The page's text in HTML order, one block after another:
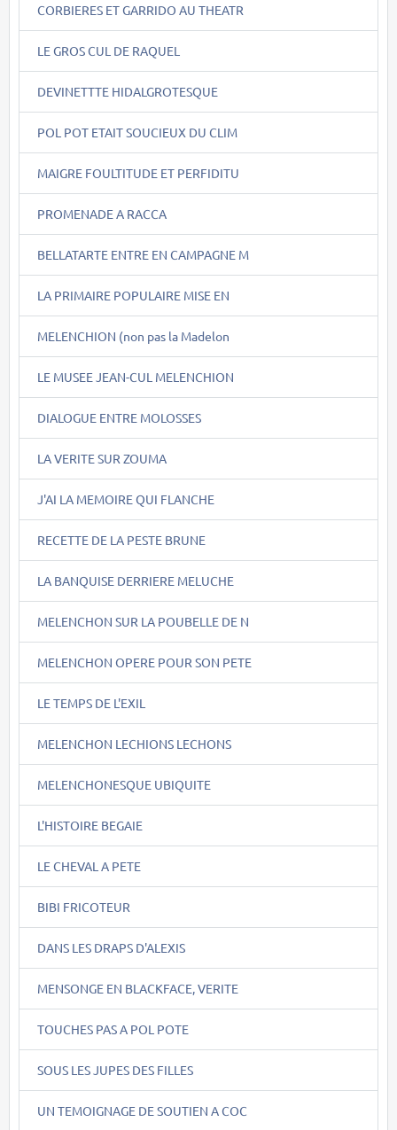
CORBIERES ET GARRIDO AU THEATR
LE GROS CUL DE RAQUEL
DEVINETTTE HIDALGROTESQUE
POL POT ETAIT SOUCIEUX DU CLIM
MAIGRE FOULTITUDE ET PERFIDITU
PROMENADE A RACCA
BELLATARTE ENTRE EN CAMPAGNE M
LA PRIMAIRE POPULAIRE MISE EN
MELENCHION (non pas la Madelon
LE MUSEE JEAN-CUL MELENCHION
DIALOGUE ENTRE MOLOSSES
LA VERITE SUR ZOUMA
J'AI LA MEMOIRE QUI FLANCHE
RECETTE DE LA PESTE BRUNE
LA BANQUISE DERRIERE MELUCHE
MELENCHON SUR LA POUBELLE DE N
MELENCHON OPERE POUR SON PETE
LE TEMPS DE L'EXIL
MELENCHON LECHIONS LECHONS
MELENCHONESQUE UBIQUITE
L'HISTOIRE BEGAIE
LE CHEVAL A PETE
BIBI FRICOTEUR
DANS LES DRAPS D'ALEXIS
MENSONGE EN BLACKFACE, VERITE
TOUCHES PAS A POL POTE
SOUS LES JUPES DES FILLES
UN TEMOIGNAGE DE SOUTIEN A COC